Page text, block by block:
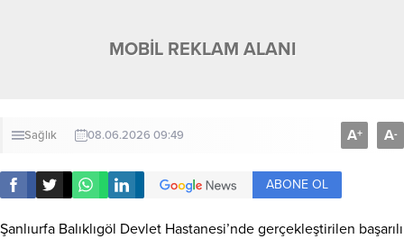
MOBİL REKLAM ALANI
Sağlık 08.06.2026 09:49 A+ A-
ABONE OL
Şanlıurfa Balıklıgöl Devlet Hastanesi’nde gerçekleştirilen başarılı